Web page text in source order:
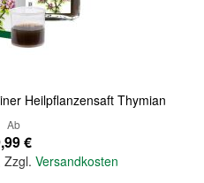
Heilpflanzensaft Thymian
Ab
€
Zzgl.Versandkosten